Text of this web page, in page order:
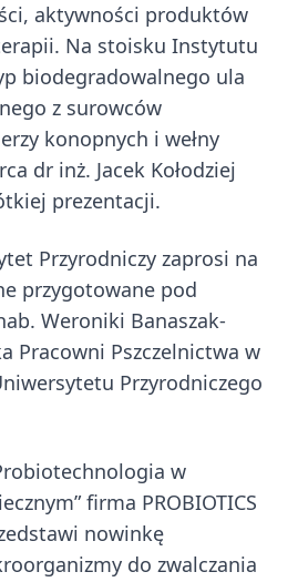
aktywności produktów
Na stoisku Instytutu
biodegradowalnego ula
z surowców
konopnych i wełny
dr inż. Jacek Kołodziej
prezentacji.
Przyrodniczy zaprosi na
przygotowane pod
Weroniki Banaszak-
Pracowni Pszczelnictwa w
Przyrodniczego
w
firma PROBIOTICS
nowinkę
do zwalczania